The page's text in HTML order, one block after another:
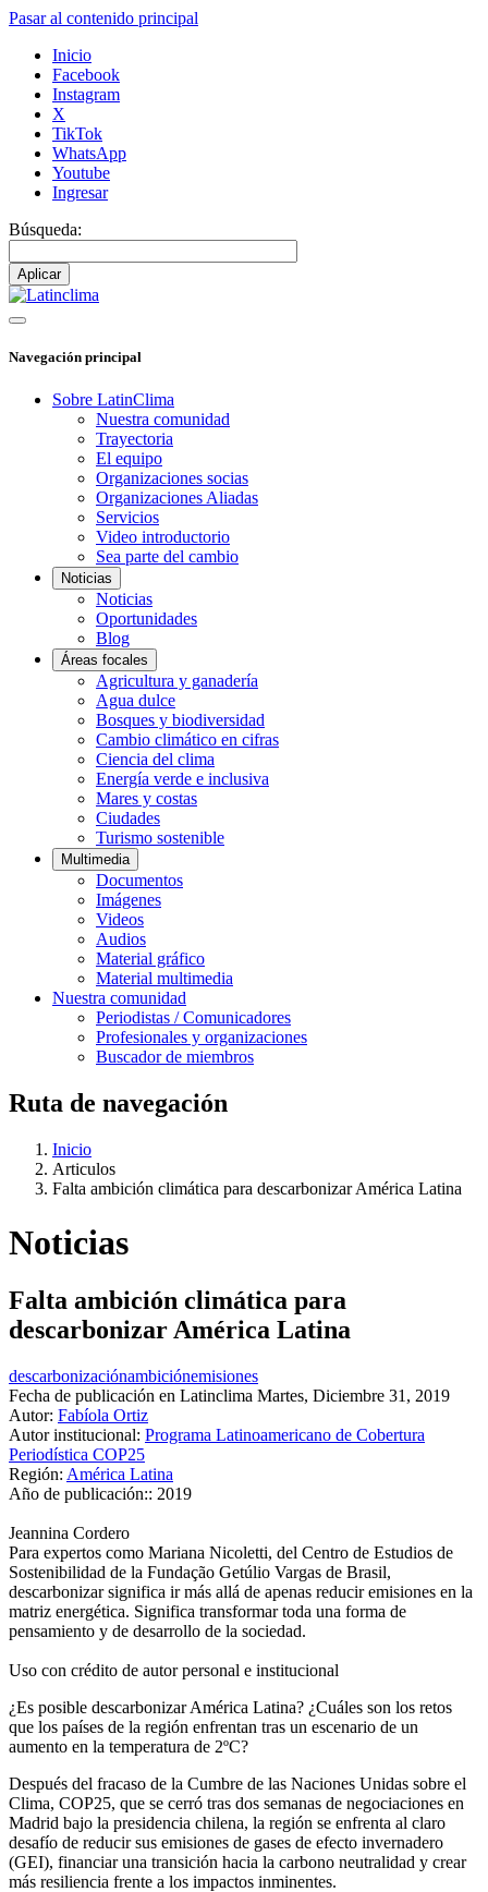
Pasar al contenido principal
Inicio
Facebook
Instagram
X
TikTok
WhatsApp
Youtube
Ingresar
Búsqueda:
Navegación principal
Sobre LatinClima
Nuestra comunidad
Trayectoria
El equipo
Organizaciones socias
Organizaciones Aliadas
Servicios
Video introductorio
Sea parte del cambio
Noticias
Noticias
Oportunidades
Blog
Áreas focales
Agricultura y ganadería
Agua dulce
Bosques y biodiversidad
Cambio climático en cifras
Ciencia del clima
Energía verde e inclusiva
Mares y costas
Ciudades
Turismo sostenible
Multimedia
Documentos
Imágenes
Videos
Audios
Material gráfico
Material multimedia
Nuestra comunidad
Periodistas / Comunicadores
Profesionales y organizaciones
Buscador de miembros
Ruta de navegación
Inicio
Articulos
Falta ambición climática para descarbonizar América Latina
Noticias
Falta ambición climática para
descarbonizar América Latina
descarbonizaciónambiciónemisiones
Fecha de publicación en Latinclima Martes, Diciembre 31, 2019
Autor: Fabíola Ortiz
Autor institucional: Programa Latinoamericano de Cobertura
Periodística COP25
Región: América Latina
Año de publicación:: 2019
Jeannina Cordero
Para expertos como Mariana Nicoletti, del Centro de Estudios de
Sostenibilidad de la Fundação Getúlio Vargas de Brasil,
descarbonizar significa ir más allá de apenas reducir emisiones en la
matriz energética. Significa transformar toda una forma de
pensamiento y de desarrollo de la sociedad.
Uso con crédito de autor personal e institucional
¿Es posible descarbonizar América Latina? ¿Cuáles son los retos
que los países de la región enfrentan tras un escenario de un
aumento en la temperatura de 2ºC?
Después del fracaso de la Cumbre de las Naciones Unidas sobre el
Clima, COP25, que se cerró tras dos semanas de negociaciones en
Madrid bajo la presidencia chilena, la región se enfrenta al claro
desafío de reducir sus emisiones de gases de efecto invernadero
(GEI), financiar una transición hacia la carbono neutralidad y crear
más resiliencia frente a los impactos inminentes.